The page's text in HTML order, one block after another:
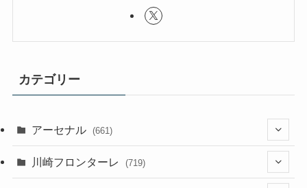
カテゴリー
アーセナル (661)
(123)
川崎フロンターレ (719)